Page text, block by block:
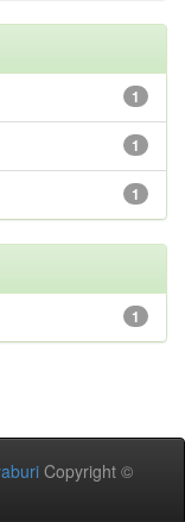
1
1
1
1
Copyright ©